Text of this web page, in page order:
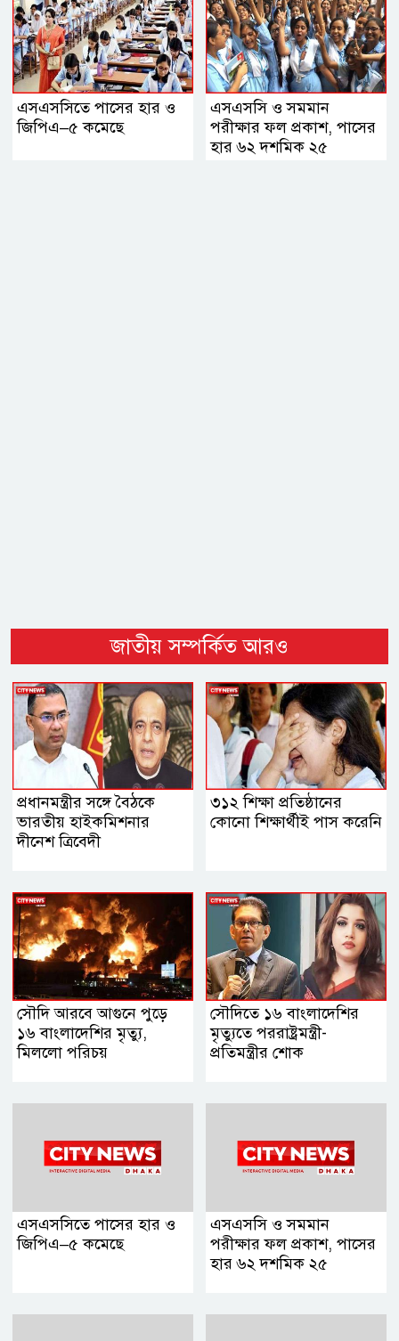
এসএসসিতে পাসের হার ও
জিপিএ–৫ কমেছে
এসএসসি ও সমমান
পরীক্ষার ফল প্রকাশ, পাসের
হার ৬২ দশমিক ২৫
জাতীয় সম্পর্কিত আরও
প্রধানমন্ত্রীর সঙ্গে বৈঠকে
ভারতীয় হাইকমিশনার
দীনেশ ত্রিবেদী
৩১২ শিক্ষা প্রতিষ্ঠানের
কোনো শিক্ষার্থীই পাস করেনি
সৌদি আরবে আগুনে পুড়ে
১৬ বাংলাদেশির মৃত্যু,
মিললো পরিচয়
সৌদিতে ১৬ বাংলাদেশির
মৃত্যুতে পররাষ্ট্রমন্ত্রী-
প্রতিমন্ত্রীর শোক
এসএসসিতে পাসের হার ও
জিপিএ–৫ কমেছে
এসএসসি ও সমমান
পরীক্ষার ফল প্রকাশ, পাসের
হার ৬২ দশমিক ২৫